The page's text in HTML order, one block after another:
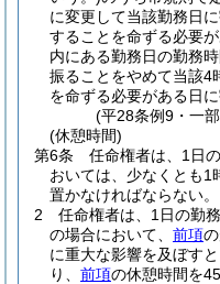
に変更して当該勤務日
することを命ずる必要
内にある勤務日の勤務
振ることをやめて当該4
を命ずる必要がある日
(平28条例9・一
(休憩時間)
第6条
任命権者は、1日
おいては、少なくとも1
置かなければならない。
2
任命権者は、1日の勤
の場合において、 前項
に重大な影響を及ぼす
り、 前項の休憩時間を